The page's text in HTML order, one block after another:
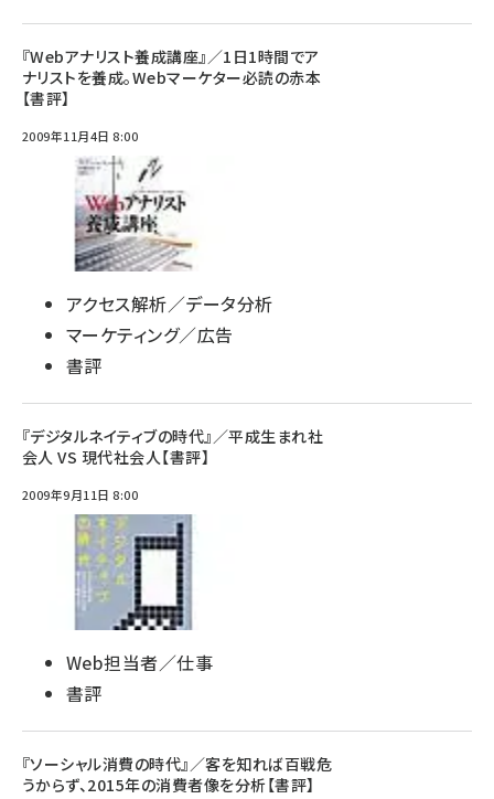
『Webアナリスト養成講座』／1日1時間でア
ナリストを養成。Webマーケター必読の赤本
【書評】
2009年11月4日 8:00
アクセス解析／データ分析
マーケティング／広告
書評
『デジタルネイティブの時代』／平成生まれ社
会人 VS 現代社会人【書評】
2009年9月11日 8:00
Web担当者／仕事
書評
『ソーシャル消費の時代』／客を知れば百戦危
うからず、2015年の消費者像を分析【書評】